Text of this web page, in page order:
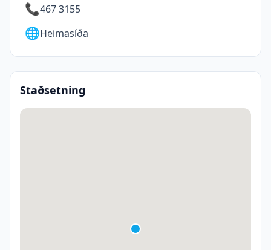
📞467 3155
🌐Heimasíða
Staðsetning